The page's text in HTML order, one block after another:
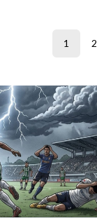
1 2